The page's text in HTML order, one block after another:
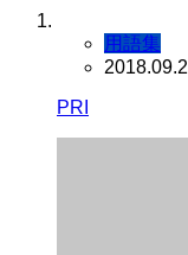
用語集
PRI